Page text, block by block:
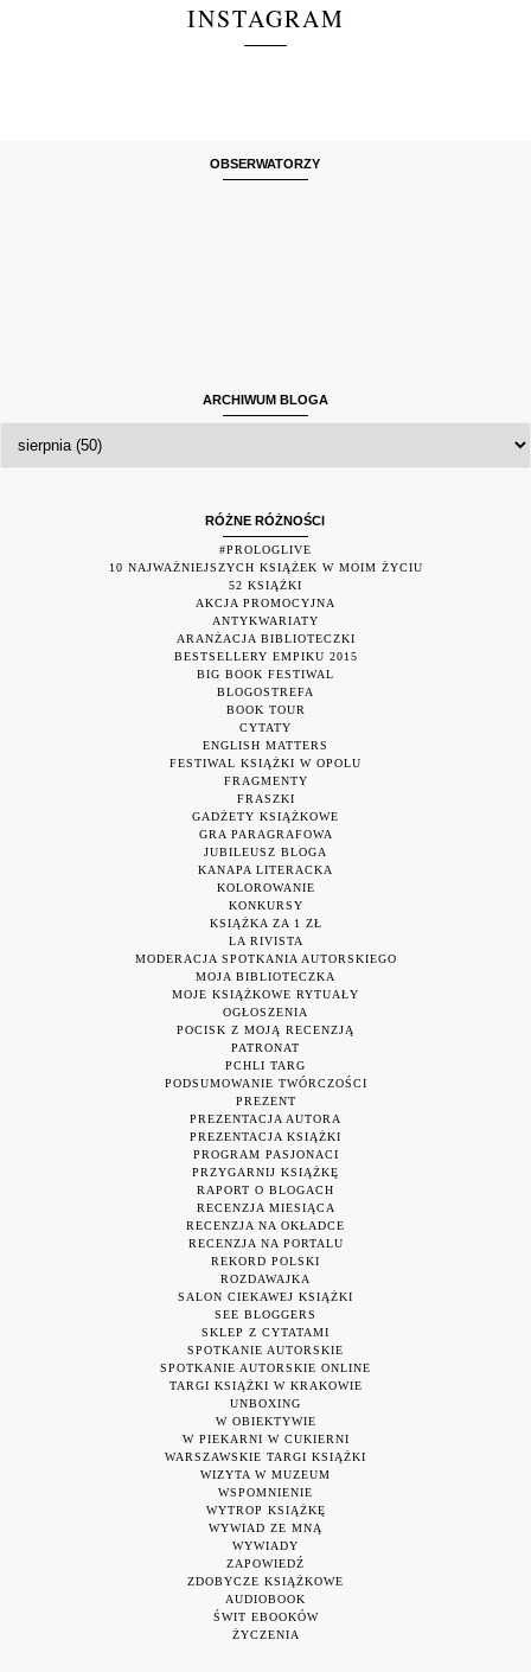
INSTAGRAM
OBSERWATORZY
ARCHIWUM BLOGA
RÓŻNE RÓŻNOŚCI
#PROLOGLIVE
10 NAJWAŻNIEJSZYCH KSIĄŻEK W MOIM ŻYCIU
52 KSIĄŻKI
AKCJA PROMOCYJNA
ANTYKWARIATY
ARANŻACJA BIBLIOTECZKI
BESTSELLERY EMPIKU 2015
BIG BOOK FESTIWAL
BLOGOSTREFA
BOOK TOUR
CYTATY
ENGLISH MATTERS
FESTIWAL KSIĄŻKI W OPOLU
FRAGMENTY
FRASZKI
GADŻETY KSIĄŻKOWE
GRA PARAGRAFOWA
JUBILEUSZ BLOGA
KANAPA LITERACKA
KOLOROWANIE
KONKURSY
KSIĄŻKA ZA 1 ZŁ
LA RIVISTA
MODERACJA SPOTKANIA AUTORSKIEGO
MOJA BIBLIOTECZKA
MOJE KSIĄŻKOWE RYTUAŁY
OGŁOSZENIA
POCISK Z MOJĄ RECENZJĄ
PATRONAT
PCHLI TARG
PODSUMOWANIE TWÓRCZOŚCI
PREZENT
PREZENTACJA AUTORA
PREZENTACJA KSIĄŻKI
PROGRAM PASJONACI
PRZYGARNIJ KSIĄŻKĘ
RAPORT O BLOGACH
RECENZJA MIESIĄCA
RECENZJA NA OKŁADCE
RECENZJA NA PORTALU
REKORD POLSKI
ROZDAWAJKA
SALON CIEKAWEJ KSIĄŻKI
SEE BLOGGERS
SKLEP Z CYTATAMI
SPOTKANIE AUTORSKIE
SPOTKANIE AUTORSKIE ONLINE
TARGI KSIĄŻKI W KRAKOWIE
UNBOXING
W OBIEKTYWIE
W PIEKARNI W CUKIERNI
WARSZAWSKIE TARGI KSIĄŻKI
WIZYTA W MUZEUM
WSPOMNIENIE
WYTROP KSIĄŻKĘ
WYWIAD ZE MNĄ
WYWIADY
ZAPOWIEDŹ
ZDOBYCZE KSIĄŻKOWE
AUDIOBOOK
ŚWIT EBOOKÓW
ŻYCZENIA